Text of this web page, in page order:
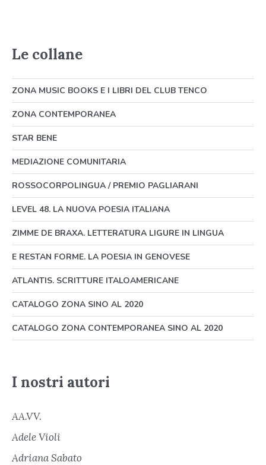
Le collane
ZONA MUSIC BOOKS E I LIBRI DEL CLUB TENCO
ZONA CONTEMPORANEA
STAR BENE
MEDIAZIONE COMUNITARIA
ROSSOCORPOLINGUA / PREMIO PAGLIARANI
LEVEL 48. LA NUOVA POESIA ITALIANA
ZIMME DE BRAXA. LETTERATURA LIGURE IN LINGUA
E RESTAN FORME. LA POESIA IN GENOVESE
ATLANTIS. SCRITTURE ITALOAMERICANE
CATALOGO ZONA SINO AL 2020
CATALOGO ZONA CONTEMPORANEA SINO AL 2020
I nostri autori
AA.VV.
Adele Violi
Adriana Sabato